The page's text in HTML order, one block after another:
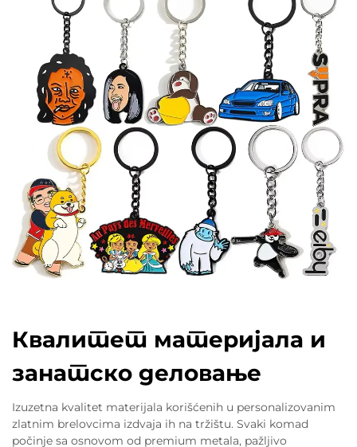
Квалитет материјала и
занатско деловање
Izuzetna kvalitet materijala korišćenih u personalizovanim
zlatnim brelovcima izdvaja ih na tržištu. Svaki komad
počinje sa osnovom od premium metala, pažljivo